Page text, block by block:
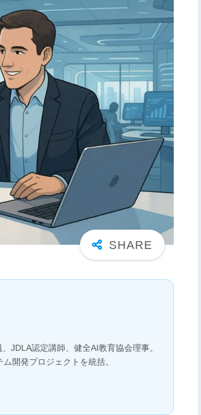
JDLA認定講師、健全AI教育協会理事。
開発プロジェクトを統括。